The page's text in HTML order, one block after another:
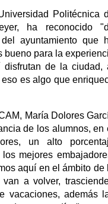
Politécnica
ha reconocido
ayuntamiento que
bueno para la
disfrutan de la ciudad,
es algo que
María Dolores
de los alumnos, en
un alto
mejores
aquí en el ámbito de
a volver,
vacaciones, además